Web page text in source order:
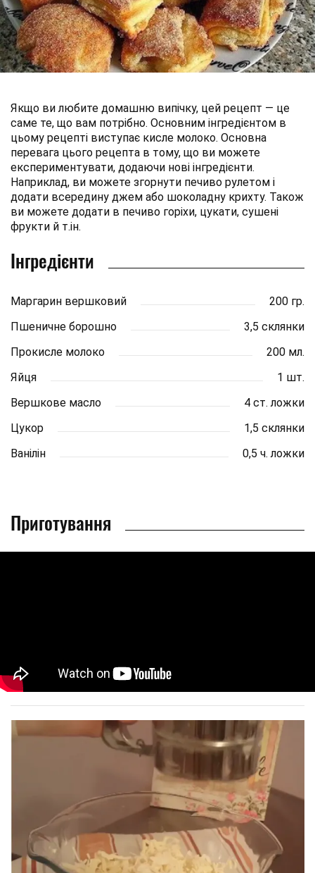
Якщо ви любите домашню випічку, цей рецепт — це
саме те, що вам потрібно. Основним інгредієнтом в
цьому рецепті виступає кисле молоко. Основна
перевага цього рецепта в тому, що ви можете
експериментувати, додаючи нові інгредієнти.
Наприклад, ви можете згорнути печиво рулетом і
додати всередину джем або шоколадну крихту. Також
ви можете додати в печиво горіхи, цукати, сушені
фрукти й т.ін.
Інгредієнти
Маргарин вершковий
200 гр.
Пшеничне борошно
3,5 склянки
Прокисле молоко
200 мл.
Яйця
1 шт.
Вершкове масло
4 ст. ложки
Цукор
1,5 склянки
Ванілін
0,5 ч. ложки
Приготування